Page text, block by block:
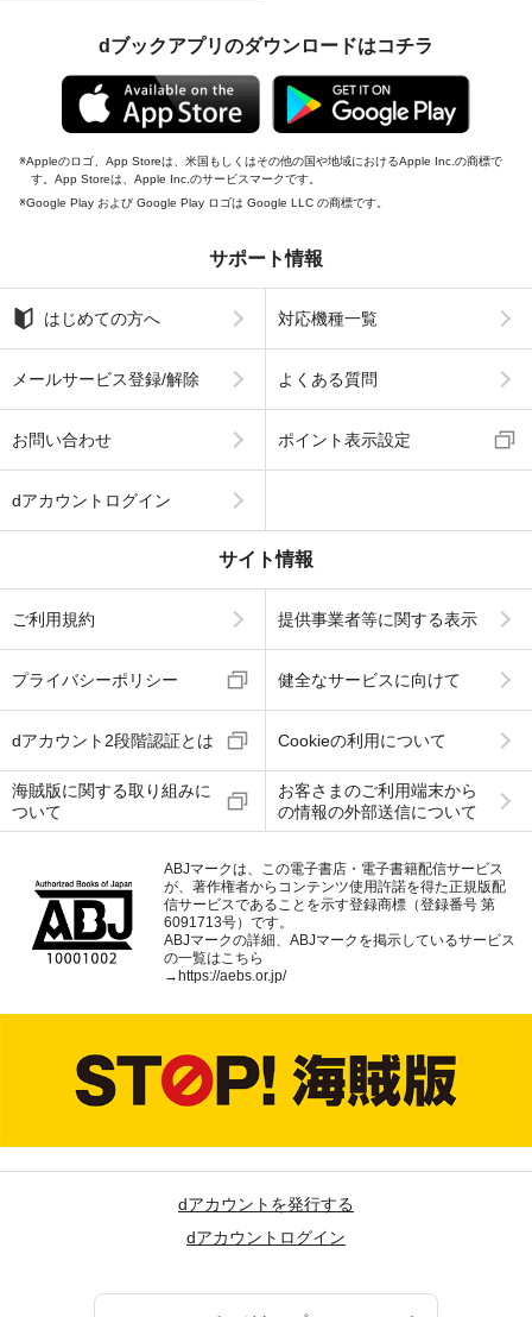
dブックアプリのダウンロードはコチラ
Appleのロゴ、App Storeは、米国もしくはその他の国や地域におけるApple Inc.の商標で
す。App Storeは、Apple Inc.のサービスマークです。
Google Play および Google Play ロゴは Google LLC の商標です。
サポート情報
はじめての方へ 対応機種一覧
メールサービス登録/解除 よくある質問
お問い合わせ ポイント表示設定
dアカウントログイン
サイト情報
ご利用規約 提供事業者等に関する表示
プライバシーポリシー 健全なサービスに向けて
dアカウント2段階認証とは Cookieの利用について
海賊版に関する取り組みに
ついて
お客さまのご利用端末から
の情報の外部送信について
ABJマークは、この電子書店・電子書籍配信サービス
が、著作権者からコンテンツ使用許諾を得た正規版配
信サービスであることを示す登録商標（登録番号 第
6091713号）です。
ABJマークの詳細、ABJマークを掲示しているサービス
の一覧はこちら
→https://aebs.or.jp/
dアカウントを発行する
dアカウントログイン